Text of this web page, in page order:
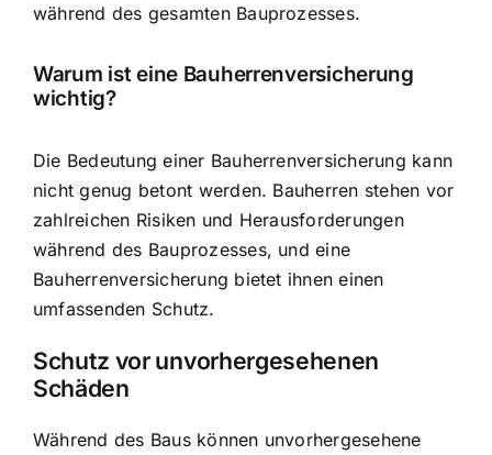
während des gesamten Bauprozesses.
Warum ist eine Bauherrenversicherung
wichtig?
Die Bedeutung einer Bauherrenversicherung kann
nicht genug betont werden. Bauherren stehen vor
zahlreichen Risiken und Herausforderungen
während des Bauprozesses, und eine
Bauherrenversicherung bietet ihnen einen
umfassenden Schutz.
Schutz vor unvorhergesehenen
Schäden
Während des Baus können unvorhergesehene